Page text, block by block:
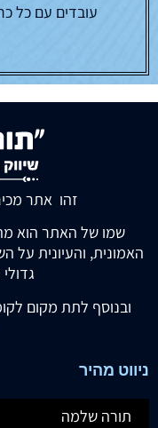
זהו אתר
שמו של האתר הוא
האמונית, והעיונית
ובנוסף לתת מקום
ניווט מהיר
תורה שלמה